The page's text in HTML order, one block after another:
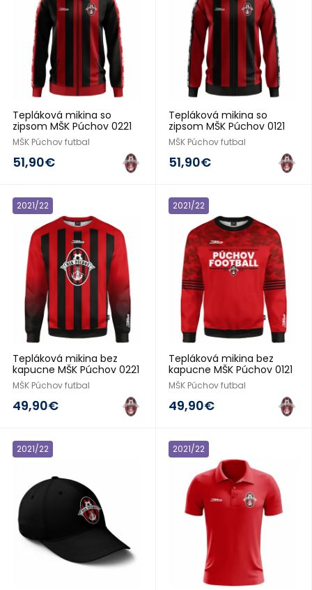
Tepláková mikina so
zipsom MŠK Púchov 0221
MŠK Púchov futbal
51,90€
Tepláková mikina so
zipsom MŠK Púchov 0121
MŠK Púchov futbal
51,90€
2021/22
Tepláková mikina bez
kapucne MŠK Púchov 0221
MŠK Púchov futbal
49,90€
2021/22
Tepláková mikina bez
kapucne MŠK Púchov 0121
MŠK Púchov futbal
49,90€
2021/22 2021/22